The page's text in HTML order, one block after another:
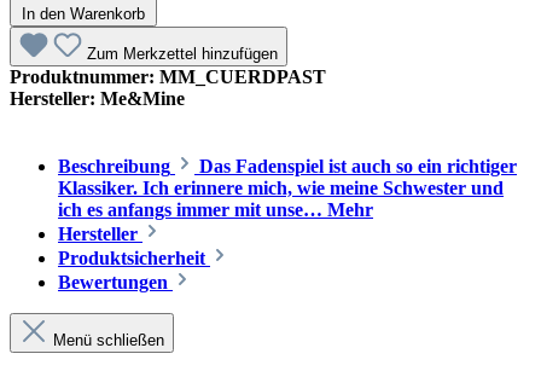
In den Warenkorb
Zum Merkzettel hinzufügen
Produktnummer: MM_CUERDPAST
Hersteller: Me&Mine
Beschreibung
Das Fadenspiel ist auch so ein richtiger
Klassiker. Ich erinnere mich, wie meine Schwester und
ich es anfangs immer mit unse… Mehr
Hersteller
Produktsicherheit
Bewertungen
Menü schließen